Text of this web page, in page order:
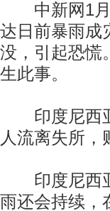
中新网1月
达日前暴雨成
没，引起恐慌
生此事。
印度尼西亚
人流离失所，
印度尼西亚
雨还会持续，